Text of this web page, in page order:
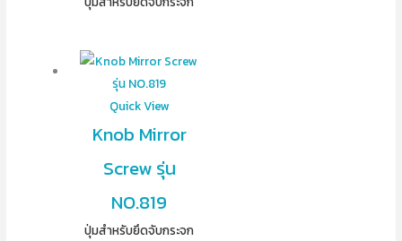
Quick View
Knob Mirror
Screw รุ่น
NO.819
ปุ่มสำหรับยึดจับกระจก